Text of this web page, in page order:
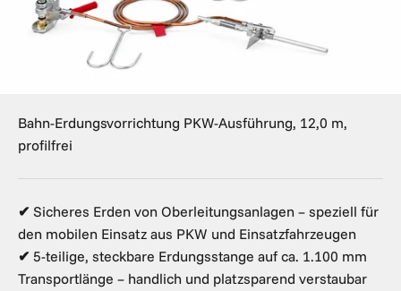
Bahn-Erdungsvorrichtung PKW-Ausführung, 12,0 m,
profilfrei
✔ Sicheres Erden von Oberleitungsanlagen – speziell für
den mobilen Einsatz aus PKW und Einsatzfahrzeugen
✔ 5-teilige, steckbare Erdungsstange auf ca. 1.100 mm
Transportlänge – handlich und platzsparend verstaubar